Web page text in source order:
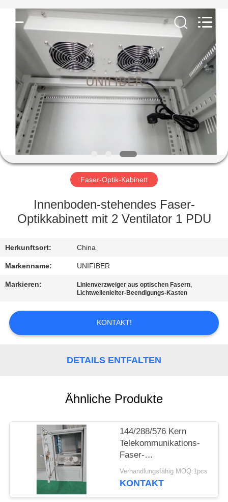
HAUS
PRODUKTE
ÜBER
UNS
FABRIK-
QUALITÄTSKONTROLLE
TRETEN
SIE
MIT
IN
VERBINDUNG
NACHRICHTEN
FORDERN
SITEMAP
Unifiber
Co.,Ltd.
Faser-Optik-Kabinett
Innenboden-stehendes Faser-
Optikkabinett mit 2 Ventilator 1 PDU
Herkunftsort: China
Markenname: UNIFIBER
Markieren: Linienverzweiger aus optischen Fasern,
Lichtwellenleiter-Beendigungs-Kasten
KONTAKT!
DETAILS ENTFALTEN
Ähnliche Produkte
144/288/576 Kern
Telekommunikations-
Faser-
Optikverbindungs-
Terminalkabinett
Verhandlungsfähig MOQ:1pcs
KONTAKT